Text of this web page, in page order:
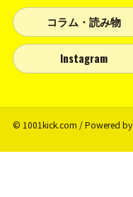
コラム・読み物
Instagram
© 1001kick.com / Powered by